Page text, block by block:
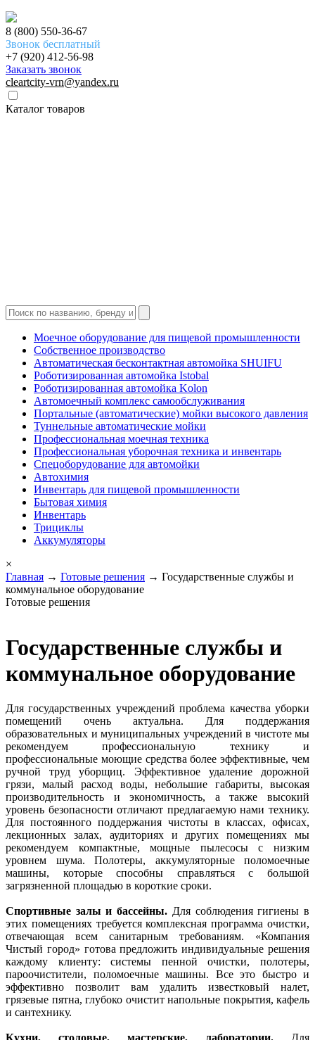
8 (800) 550-36-67
Звонок бесплатный
+7 (920) 412-56-98
Заказать звонок
cleartcity-vrn@yandex.ru
Каталог товаров
Моечное оборудование для пищевой промышленности
Собственное производство
Автоматическая бесконтактная автомойка SHUIFU
Роботизированная автомойка Istobal
Роботизированная автомойка Kolon
Автомоечный комплекс самообслуживания
Портальные (автоматические) мойки высокого давления
Туннельные автоматические мойки
Профессиональная моечная техника
Профессиональная уборочная техника и инвентарь
Спецоборудование для автомойки
Автохимия
Инвентарь для пищевой промышленности
Бытовая химия
Инвентарь
Трициклы
Аккумуляторы
×
Главная → Готовые решения → Государственные службы и
коммунальное оборудование
Готовые решения
Государственные службы и
коммунальное оборудование
Для государственных учреждений проблема качества уборки
помещений очень актуальна. Для поддержания
образовательных и муниципальных учреждений в чистоте мы
рекомендуем профессиональную технику и
профессиональные моющие средства более эффективные, чем
ручной труд уборщиц. Эффективное удаление дорожной
грязи, малый расход воды, небольшие габариты, высокая
производительность и экономичность, а также высокий
уровень безопасности отличают предлагаемую нами технику.
Для постоянного поддержания чистоты в классах, офисах,
лекционных залах, аудиториях и других помещениях мы
рекомендуем компактные, мощные пылесосы с низким
уровнем шума. Полотеры, аккумуляторные поломоечные
машины, которые способны справляться с большой
загрязненной площадью в короткие сроки.
Спортивные залы и бассейны. Для соблюдения гигиены в
этих помещениях требуется комплексная программа очистки,
отвечающая всем санитарным требованиям. «Компания
Чистый город» готова предложить индивидуальные решения
каждому клиенту: системы пенной очистки, полотеры,
пароочистители, поломоечные машины. Все это быстро и
эффективно позволит вам удалить известковый налет,
грязевые пятна, глубоко очистит напольные покрытия, кафель
и сантехнику.
Кухни, столовые, мастерские, лаборатории. Для